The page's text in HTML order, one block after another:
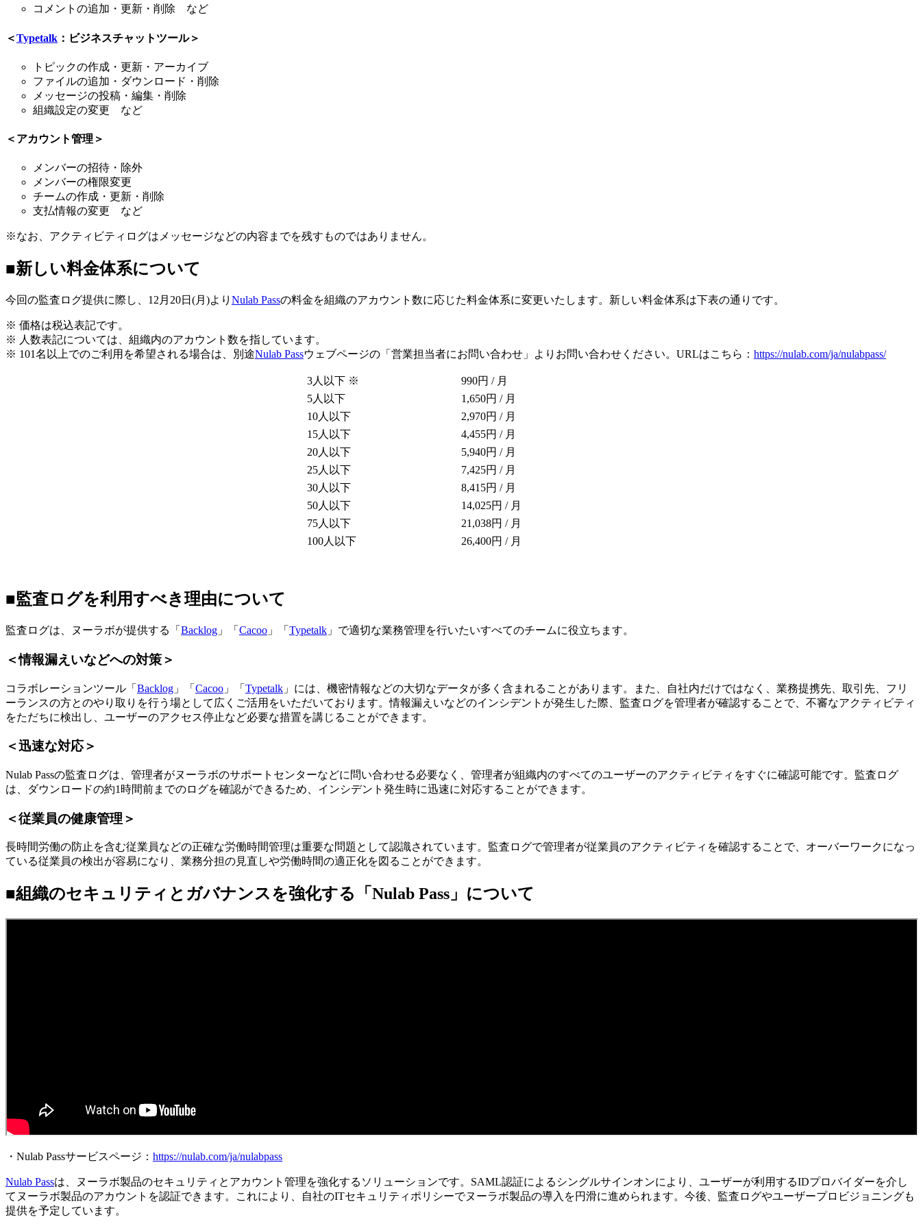
コメントの追加・更新・削除 など
＜Typetalk ：ビジネスチャットツール＞
トピックの作成・更新・アーカイブ
ファイルの追加・ダウンロード・削除
メッセージの投稿・編集・削除
組織設定の変更 など
＜アカウント管理＞
メンバーの招待・除外
メンバーの権限変更
チームの作成・更新・削除
支払情報の変更 など
※なお、アクティビティログはメッセージなどの内容までを残すものではありません。
■新しい料金体系について
今回の監査ログ提供に際し、12月20日(月)より Nulab Passの料金を組織のアカウント数に応じた料金体系に変更いたします。新しい料金体系は下表の通りです。
※ 価格は税込表記です。
※ 人数表記については、組織内のアカウント数を指しています。
※ 101名以上でのご利用を希望される場合は、別途Nulab Passウェブページの「営業担当者にお問い合わせ」よりお問い合わせください。URLはこちら： https://nulab.com/ja/nulabpass/
3人以下 ※
990円 / 月
5人以下
1,650円 / 月
10人以下
2,970円 / 月
15人以下
4,455円 / 月
20人以下
5,940円 / 月
25人以下
7,425円 / 月
30人以下
8,415円 / 月
50人以下
14,025円 / 月
75人以下
21,038円 / 月
100人以下
26,400円 / 月
■監査ログを利用すべき理由について
監査ログは、ヌーラボが提供する「 Backlog 」「 Cacoo 」「 Typetalk 」で適切な業務管理を行いたいすべてのチームに役立ちます。
＜情報漏えいなどへの対策＞
コラボレーションツール「 Backlog 」「 Cacoo 」「 Typetalk 」には、機密情報などの大切なデータが多く含まれることがあります。また、自社内だけではなく、業務提携先、取引先、フリ
ーランスの方とのやり取りを行う場として広くご活用をいただいております。情報漏えいなどのインシデントが発生した際、監査ログを管理者が確認することで、不審なアクティビティ
をただちに検出し、ユーザーのアクセス停止など必要な措置を講じることができます。
＜迅速な対応＞
Nulab Passの監査ログは、管理者がヌーラボのサポートセンターなどに問い合わせる必要なく、管理者が組織内のすべてのユーザーのアクティビティをすぐに確認可能です。監査ログ
は、ダウンロードの約1時間前までのログを確認ができるため、インシデント発生時に迅速に対応することができます。
＜従業員の健康管理＞
長時間労働の防止を含む従業員などの正確な労働時間管理は重要な問題として認識されています。監査ログで管理者が従業員のアクティビティを確認することで、オーバーワークになっ
ている従業員の検出が容易になり、業務分担の見直しや労働時間の適正化を図ることができます。
■組織のセキュリティとガバナンスを強化する「Nulab Pass」について
・Nulab Passサービスページ： https://nulab.com/ja/nulabpass
Nulab Passは、ヌーラボ製品のセキュリティとアカウント管理を強化するソリューションです。SAML認証によるシングルサインオンにより、ユーザーが利用するIDプロバイダーを介し
てヌーラボ製品のアカウントを認証できます。これにより、自社のITセキュリティポリシーでヌーラボ製品の導入を円滑に進められます。今後、監査ログやユーザープロビジョニングも
提供を予定しています。